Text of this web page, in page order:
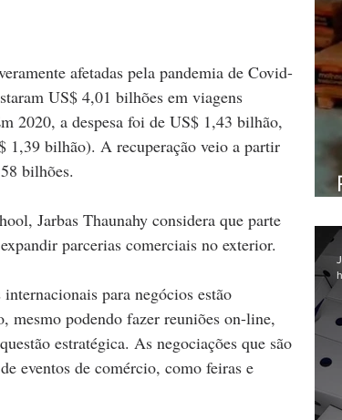
afetadas pela pandemia de Covid-
US$ 4,01 bilhões em viagens
2020, a despesa foi de US$ 1,43 bilhão,
1,39 bilhão). A recuperação veio a partir
bilhões.
Jarbas Thaunahy considera que parte
parcerias comerciais no exterior.
para negócios estão
mesmo podendo fazer reuniões on-line,
estratégica. As negociações que são
eventos de comércio, como feiras e